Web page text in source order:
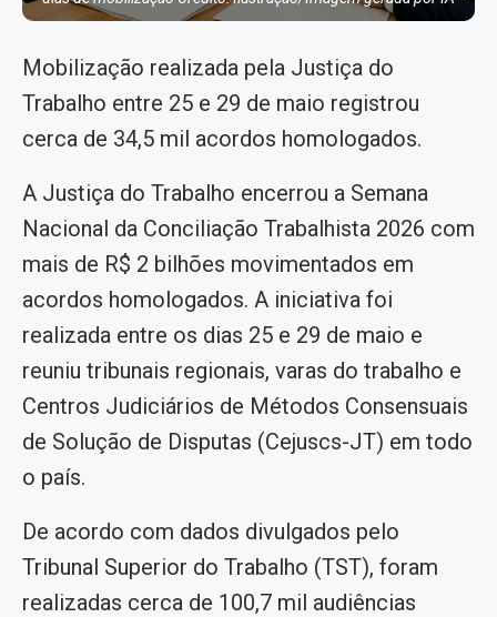
Mobilização realizada pela Justiça do
Trabalho entre 25 e 29 de maio registrou
cerca de 34,5 mil acordos homologados.
A Justiça do Trabalho encerrou a Semana
Nacional da Conciliação Trabalhista 2026 com
mais de R$ 2 bilhões movimentados em
acordos homologados. A iniciativa foi
realizada entre os dias 25 e 29 de maio e
reuniu tribunais regionais, varas do trabalho e
Centros Judiciários de Métodos Consensuais
de Solução de Disputas (Cejuscs-JT) em todo
o país.
De acordo com dados divulgados pelo
Tribunal Superior do Trabalho (TST), foram
realizadas cerca de 100,7 mil audiências